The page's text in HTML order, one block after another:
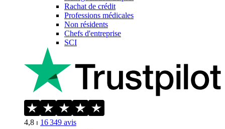
Rachat de crédit
Professions médicales
Non résidents
Chefs d'entreprise
SCI
4,8 ⏐ 16 349 avis